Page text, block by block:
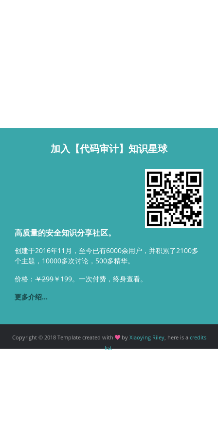
加入【代码审计】知识星球
高质量的安全知识分享社区。
创建于2016年11月，至今已有6000余用户，并积累了2100多
个主题，10000多次讨论，500多精华。
价格： ￥299￥199。一次付费，终身查看。
更多介绍...
Copyright © 2018 Template created with by Xiaoying Riley, here is a credits
list.